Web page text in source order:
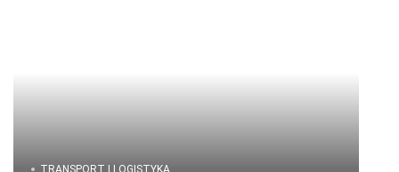
TRANSPORT I LOGISTYKA